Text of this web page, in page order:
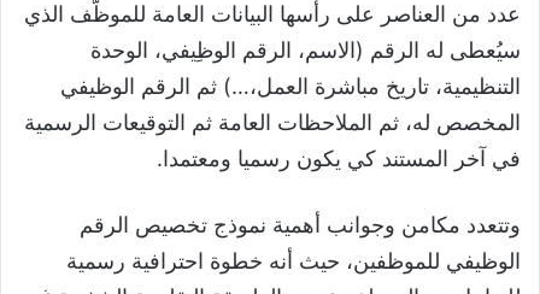
عدد من العناصر على رأسها البيانات العامة للموظّف الذي
سيُعطى له الرقم (الاسم، الرقم الوظِيفي، الوحدة
التنظيمية، تاريخ مباشرة العمل،…) ثم الرقم الوظيفي
المخصص له، ثم الملاحظات العامة ثم التوقيعات الرسمية
في آخر المستند كي يكون رسميا ومعتمدا.
وتتعدد مكامن وجوانب أهمية نموذج تخصيص الرقم
الوظيفي للموظفين، حيث أنه خطوة احترافية رسمية